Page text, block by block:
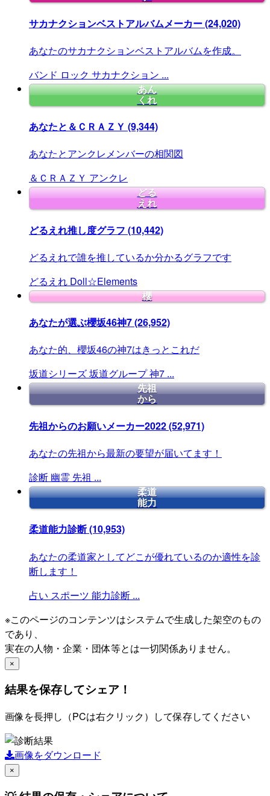
サカナクションベストアルバムメーカー(24,020)
あなたのサカナクションベストアルバムを作成。
バンド ロック サカナクション ...
あん
くれ
あなたと＆ＣＲＡＺＹ (9,344)
あなたとアンクレメンバーの相関図
＆ＣＲＡＺＹ アンクレ
どる
えれ
どるえれ推し度グラフ (10,442)
どるえれで誰を推しているか分かるグラフです
どるえれ Doll☆Elements
櫻
あなたが選ぶ櫻坂46神7(26,952)
あなた的、櫻坂46の神7はきっとこれだ
坂道シリーズ坂道グループ神7 ...
先祖
から
先祖からのお願いメーカー2022(52,971)
あなたの先祖から最新の要望が届いてます！
診断 幽霊 先祖 ...
柔道
能力
柔道能力診断(10,953)
あなたの柔道家としてどこが優れているのか適性を診
断します！
占い スポーツ 能力診断 ...
※このページのコンテンツはシステムで生成した架空のもの
であり、
実在の人物・企業・団体等とは一切関係ありません。
×
結果を保存してシェア！
画像を長押し（PCは右クリック）して保存してください
画像をダウンロード
×